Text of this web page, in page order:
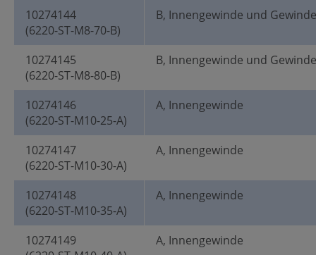
10274144
(6220-ST-M8-70-B)
B, Innengewinde und
10274145
(6220-ST-M8-80-B)
B, Innengewinde und
10274146
(6220-ST-M10-25-A)
A, Innengewinde
10274147
(6220-ST-M10-30-A)
A, Innengewinde
10274148
(6220-ST-M10-35-A)
A, Innengewinde
10274149
A, Innengewinde